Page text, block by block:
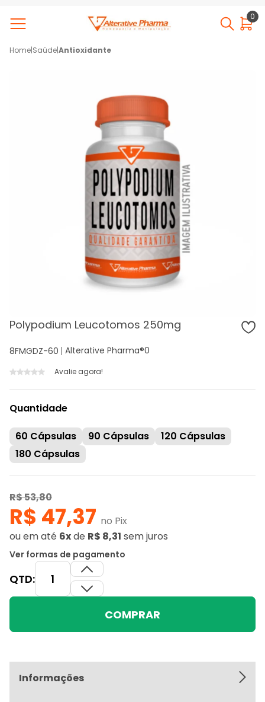
0
Home|Saúde|Antioxidante
Polypodium Leucotomos 250mg
8FMGDZ-60 Alterative Pharma®0
Avalie agora!
R$ 53,80
R$ 47,37 no Pix
ouem até 6xde R$ 8,31 sem juros
Ver formas de pagamento
Quantidade
60 Cápsulas 90 Cápsulas
120 Cápsulas
180 Cápsulas
QTD:
COMPRAR
Informações